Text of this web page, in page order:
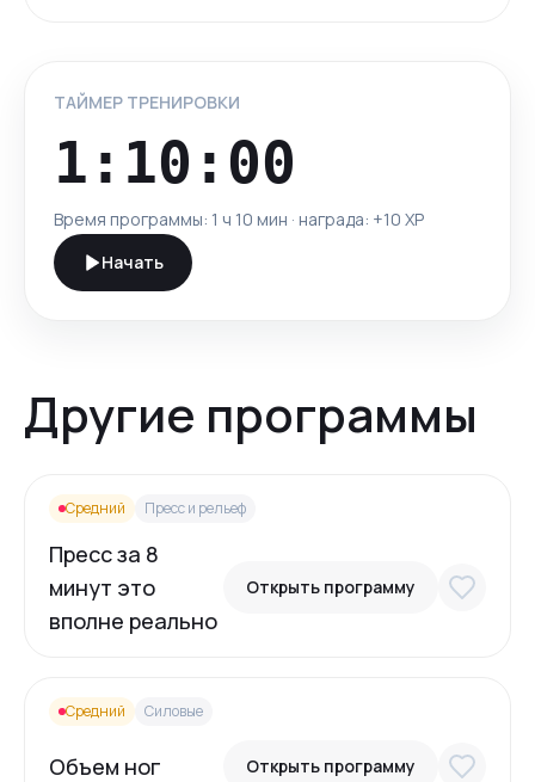
ТАЙМЕР ТРЕНИРОВКИ
1:10:00
Время программы: 1 ч 10 мин · награда: +10 XP
Начать
Другие программы
Средний Пресс и рельеф
Пресс за 8
минут это
вполне реально
Открыть программу
Средний Силовые
Объем ног Открыть программу